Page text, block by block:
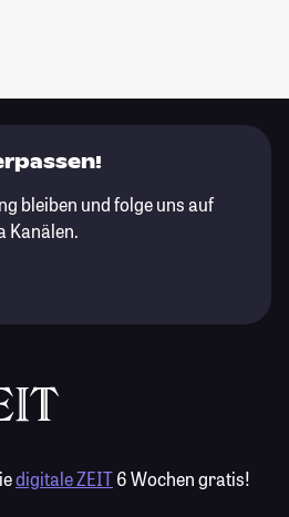
bleiben und folge uns auf
Kanälen.
digitale ZEIT6 Wochen gratis!